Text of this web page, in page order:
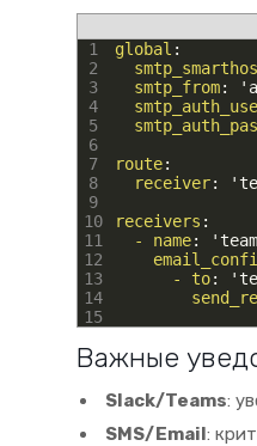
1
2
3
4
5
6
7
8
9
10
11
12
13
14
15
global :
smtp_from:
route:
receiver:
receivers :
- name:
- to:
Важные
Slack/Teams:
SMS/Email: